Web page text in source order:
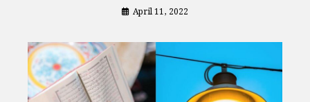
April 11, 2022